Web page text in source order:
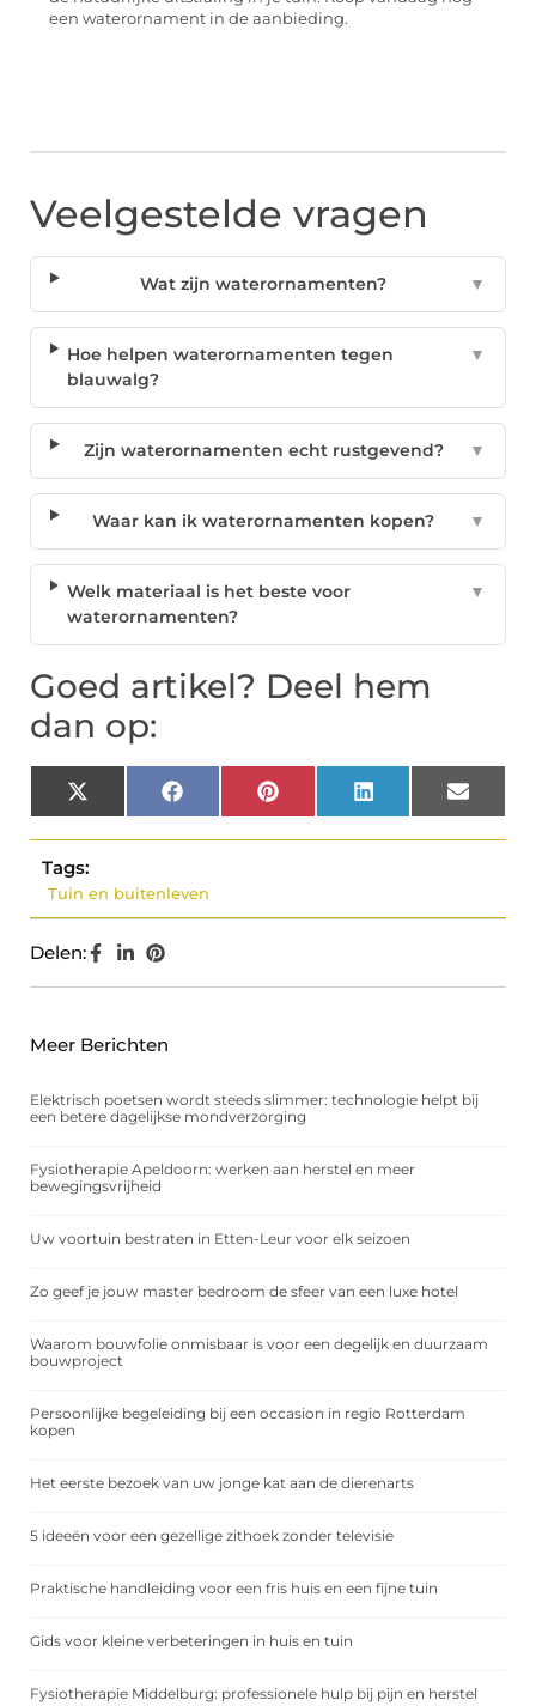
een waterornament in de aanbieding.
Veelgestelde vragen
Wat zijn waterornamenten? ▼
Hoe helpen waterornamenten tegen
blauwalg?
▼
Zijn waterornamenten echt rustgevend? ▼
Waar kan ik waterornamenten kopen? ▼
Welk materiaal is het beste voor
waterornamenten?
▼
Goed artikel? Deel hem
dan op:
X
(Twitter)
Facebook Pinterest LinkedIn Email
Tags:
Tuin en buitenleven
Delen:
Meer Berichten
Elektrisch poetsen wordt steeds slimmer: technologie helpt bij
een betere dagelijkse mondverzorging
Fysiotherapie Apeldoorn: werken aan herstel en meer
bewegingsvrijheid
Uw voortuin bestraten in Etten-Leur voor elk seizoen
Zo geef je jouw master bedroom de sfeer van een luxe hotel
Waarom bouwfolie onmisbaar is voor een degelijk en duurzaam
bouwproject
Persoonlijke begeleiding bij een occasion in regio Rotterdam
kopen
Het eerste bezoek van uw jonge kat aan de dierenarts
5 ideeën voor een gezellige zithoek zonder televisie
Praktische handleiding voor een fris huis en een fijne tuin
Gids voor kleine verbeteringen in huis en tuin
Fysiotherapie Middelburg: professionele hulp bij pijn en herstel